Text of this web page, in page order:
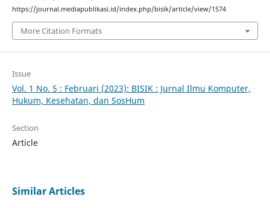
https://journal.mediapublikasi.id/index.php/bisik/article/view/1574
More Citation Formats
Issue
Vol. 1 No. 5 : Februari (2023): BISIK : Jurnal Ilmu Komputer,
Hukum, Kesehatan, dan SosHum
Section
Article
Similar Articles